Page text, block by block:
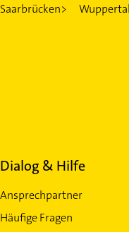
Saarbrücken>
Dialog & Hilfe
Ansprechpartner
Häufige Fragen